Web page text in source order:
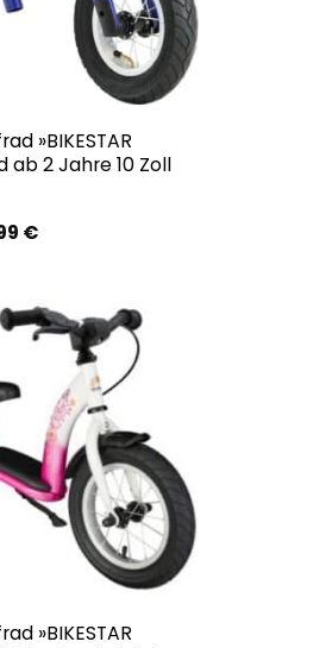
»BIKESTAR
ab 2 Jahre 10 Zoll
€Aktueller
»BIKESTAR